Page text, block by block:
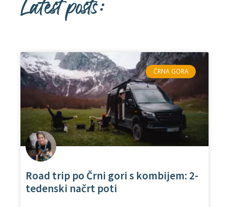
Latest posts:
ČRNA GORA
Road trip po Črni gori s kombijem: 2-
tedenski načrt poti